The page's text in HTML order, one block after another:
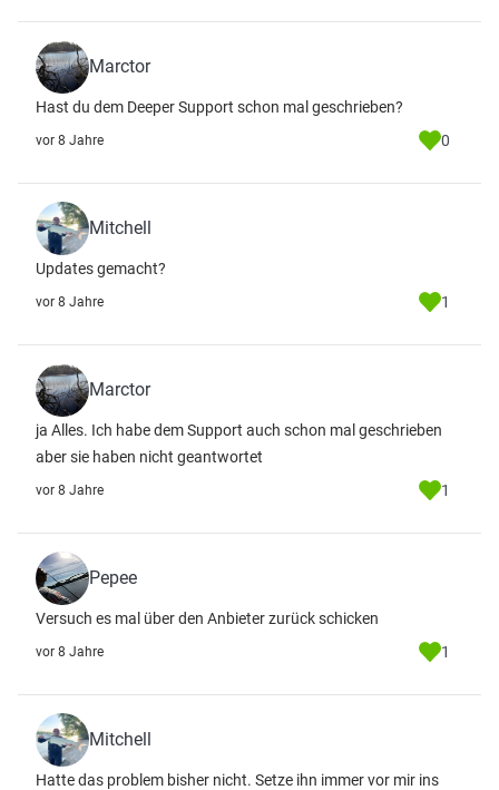
Marctor
Hast du dem Deeper Support schon mal geschrieben?
vor 8 Jahre 0
Mitchell
Updates gemacht?
vor 8 Jahre 1
Marctor
ja Alles. Ich habe dem Support auch schon mal geschrieben
aber sie haben nicht geantwortet
vor 8 Jahre 1
Pepee
Versuch es mal über den Anbieter zurück schicken
vor 8 Jahre 1
Mitchell
Hatte das problem bisher nicht. Setze ihn immer vor mir ins